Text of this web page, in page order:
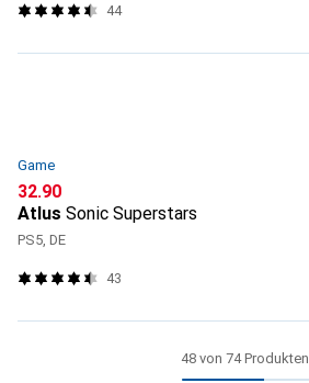
44
Game
CHF
32.90
Atlus Sonic Superstars
PS5, DE
43
48 von 74 Produkten